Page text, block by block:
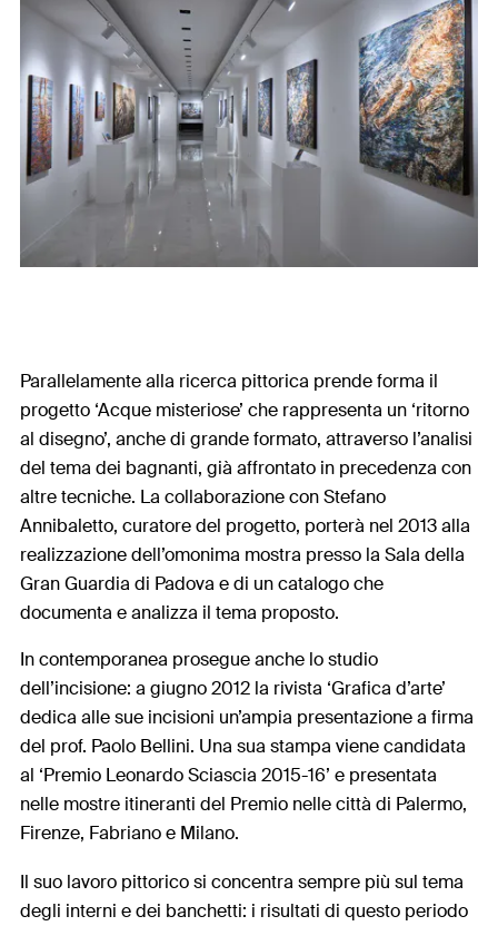
Parallelamente alla ricerca pittorica prende forma il
progetto ‘Acque misteriose’ che rappresenta un ‘ritorno
al disegno’, anche di grande formato, attraverso l’analisi
del tema dei bagnanti, già affrontato in precedenza con
altre tecniche. La collaborazione con Stefano
Annibaletto, curatore del progetto, porterà nel 2013 alla
realizzazione dell’omonima mostra presso la Sala della
Gran Guardia di Padova e di un catalogo che
documenta e analizza il tema proposto.
In contemporanea prosegue anche lo studio
dell’incisione: a giugno 2012 la rivista ‘Grafica d’arte’
dedica alle sue incisioni un’ampia presentazione a firma
del prof. Paolo Bellini. Una sua stampa viene candidata
al ‘Premio Leonardo Sciascia 2015-16’ e presentata
nelle mostre itineranti del Premio nelle città di Palermo,
Firenze, Fabriano e Milano.
Il suo lavoro pittorico si concentra sempre più sul tema
degli interni e dei banchetti: i risultati di questo periodo